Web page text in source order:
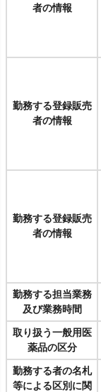
者の情報
勤務する登録販売
者の情報
勤務する登録販売
者の情報
勤務する担当業務
及び業務時間
取り扱う一般用医
薬品の区分
勤務する者の名札
等による区別に関